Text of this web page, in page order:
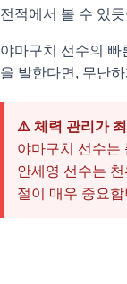
전적에서 볼 수 있
야마구치 선수의
을 발한다면, 무난
⚠️ 체력 관리가
야마구치 선수는
안세영 선수는
절이 매우 중요합